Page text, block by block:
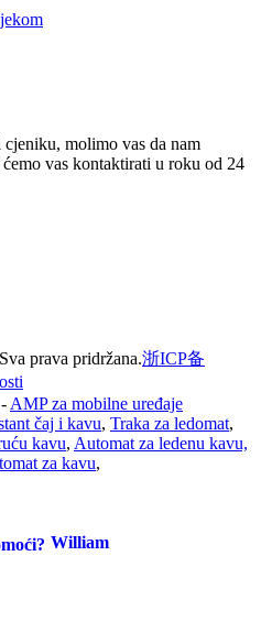
molimo vas da nam
vas kontaktirati u roku od 24
prava pridržana.浙ICP备
- AMP za mobilne uređaje
čaj i kavu, Traka za ledomat,
kavu, Automat za ledenu kavu,
za kavu,
William